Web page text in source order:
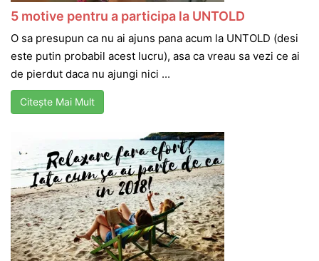
5 motive pentru a participa la UNTOLD
O sa presupun ca nu ai ajuns pana acum la UNTOLD (desi
este putin probabil acest lucru), asa ca vreau sa vezi ce ai
de pierdut daca nu ajungi nici ...
Citește Mai Mult